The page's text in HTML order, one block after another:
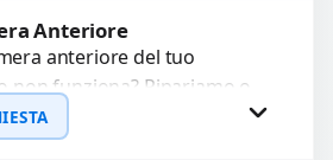
Preventivo
WhatsApp
Anteriore
anteriore del tuo
non funziona? Ripariamo o
fotocamere guaste con
immagini sfocate, messa